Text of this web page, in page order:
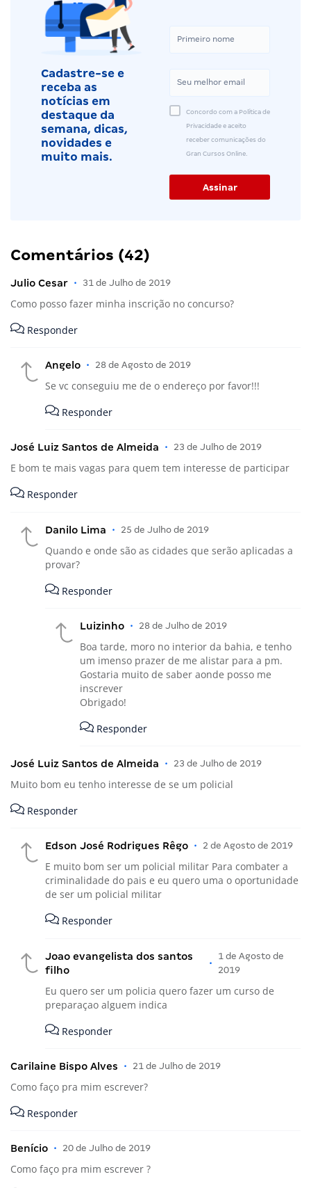
Cadastre-se e
receba as
notícias em
destaque da
semana, dicas,
novidades e
muito mais.
Concordo com a Política de
Privacidade e aceito
receber comunicações do
Gran Cursos Online.
Comentários (42)
Julio Cesar • 31 de Julho de 2019
Como posso fazer minha inscrição no concurso?
Responder
Angelo • 28 de Agosto de 2019
Se vc conseguiu me de o endereço por favor!!!
Responder
José Luiz Santos de Almeida • 23 de Julho de 2019
E bom te mais vagas para quem tem interesse de participar
Responder
Danilo Lima • 25 de Julho de 2019
Quando e onde são as cidades que serão aplicadas a
provar?
Responder
Luizinho • 28 de Julho de 2019
Boa tarde, moro no interior da bahia, e tenho
um imenso prazer de me alistar para a pm.
Gostaria muito de saber aonde posso me
inscrever
Obrigado!
Responder
José Luiz Santos de Almeida • 23 de Julho de 2019
Muito bom eu tenho interesse de se um policial
Responder
Edson José Rodrigues Rêgo • 2 de Agosto de 2019
E muito bom ser um policial militar Para combater a
criminalidade do pais e eu quero uma o oportunidade
de ser um policial militar
Responder
Joao evangelista dos santos
filho
•
1 de Agosto de
2019
Eu quero ser um policia quero fazer um curso de
preparaçao alguem indica
Responder
Carilaine Bispo Alves • 21 de Julho de 2019
Como faço pra mim escrever?
Responder
Benício • 20 de Julho de 2019
Como faço pra mim escrever ?